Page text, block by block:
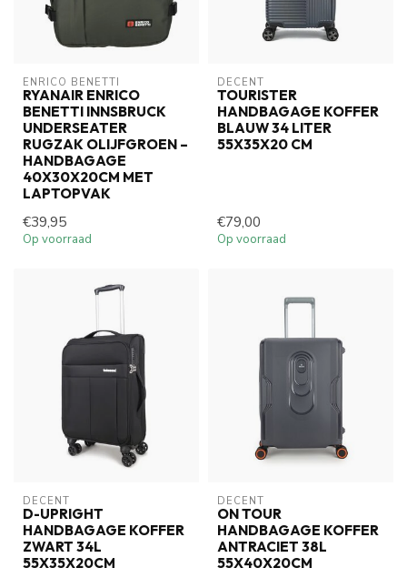
ENRICO BENETTI
RYANAIR ENRICO
BENETTI INNSBRUCK
UNDERSEATER
RUGZAK OLIJFGROEN –
HANDBAGAGE
40X30X20CM MET
LAPTOPVAK
€39,95
Op voorraad
DECENT
TOURISTER
HANDBAGAGE KOFFER
BLAUW 34 LITER
55X35X20 CM
€79,00
Op voorraad
DECENT
D-UPRIGHT
HANDBAGAGE KOFFER
ZWART 34L
55X35X20CM
DECENT
ON TOUR
HANDBAGAGE KOFFER
ANTRACIET 38L
55X40X20CM